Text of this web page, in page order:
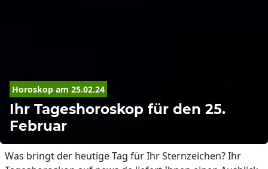
Horoskop am 25.02.24
Ihr Tageshoroskop für den 25.
Februar
Was bringt der heutige Tag für Ihr Sternzeichen? Ihr